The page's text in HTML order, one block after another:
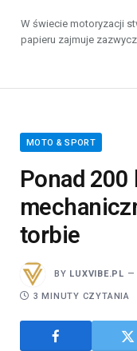
W świecie motoryzacji
papieru zajmuje
MOTO & SPORT
Ponad 200
torbie
BY LUXVIBE.PL
3 MINUTY CZYTANIA